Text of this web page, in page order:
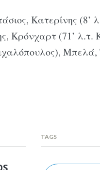
Κατερίνης (8’
Κρόνχαρτ (71’ λ.τ.
Μπελά,
TAGS